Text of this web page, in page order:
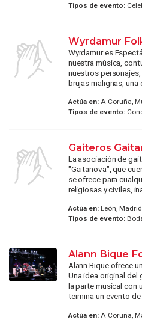
Tipos de evento:
Wyrdamur
Wyrdamur es
nuestra música,
nuestros
brujas malignas, una
Actúa en:A Coruña,
Tipos de evento:
Gaiteros
La asociación de
"Gaitanova", que
se ofrece para
religiosas y civiles,
Actúa en:León,
Tipos de evento:
Alann Bique
Alann Bique ofrece
Una idea original del
la parte musical con
termina un evento de
Actúa en:A Coruña,